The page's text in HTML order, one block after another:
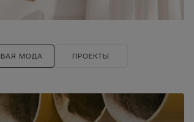
МОДА ПРОЕКТЫ